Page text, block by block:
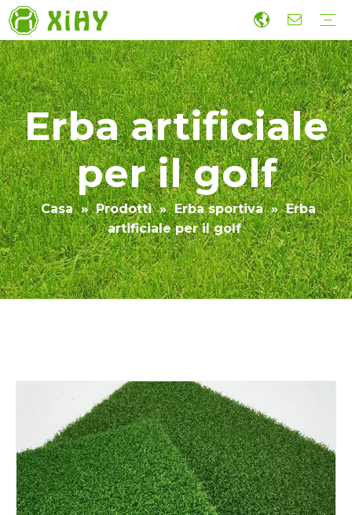
Erba artificiale
per il golf
Casa » Prodotti » Erba sportiva » Erba
artificiale per il golf